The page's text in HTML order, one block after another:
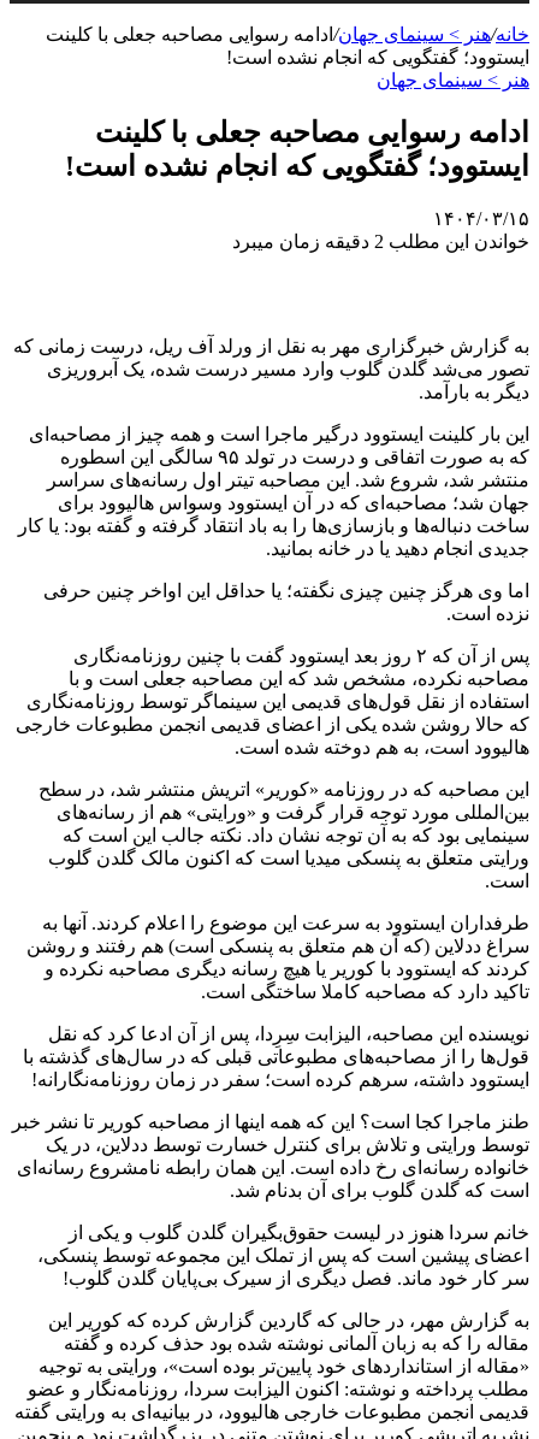
خانه/هنر > سینمای جهان/ ادامه رسوایی مصاحبه جعلی با کلینت
ایستوود؛ گفتگویی که انجام نشده است!
هنر > سینمای جهان
ادامه رسوایی مصاحبه جعلی با کلینت
ایستوود؛ گفتگویی که انجام نشده است!
۱۴۰۴/۰۳/۱۵
خواندن این مطلب 2 دقیقه زمان میبرد
به گزارش خبرگزاری مهر به نقل از ورلد آف ریل، درست زمانی که
تصور می‌شد گلدن گلوب وارد مسیر درست شده، یک آبروریزی
دیگر به بارآمد.
این بار کلینت ایستوود درگیر ماجرا است و همه چیز از مصاحبه‌ای
که به صورت اتفاقی و درست در تولد ۹۵ سالگی این اسطوره
منتشر شد، شروع شد. این مصاحبه تیتر اول رسانه‌های سراسر
جهان شد؛ مصاحبه‌ای که در آن ایستوود وسواس هالیوود برای
ساخت دنباله‌ها و بازسازی‌ها را به باد انتقاد گرفته و گفته بود: یا کار
جدیدی انجام دهید یا در خانه بمانید.
اما وی هرگز چنین چیزی نگفته؛ یا حداقل این اواخر چنین حرفی
نزده است.
پس از آن که ۲ روز بعد ایستوود گفت با چنین روزنامه‌نگاری
مصاحبه نکرده، مشخص شد که این مصاحبه جعلی است و با
استفاده از نقل قول‌های قدیمی این سینماگر توسط روزنامه‌نگاری
که حالا روشن شده یکی از اعضای قدیمی انجمن مطبوعات خارجی
هالیوود است، به هم دوخته شده است.
این مصاحبه که در روزنامه «کوریر» اتریش منتشر شد، در سطح
بین‌المللی مورد توجه قرار گرفت و «ورایتی» هم از رسانه‌های
سینمایی بود که به آن توجه نشان داد. نکته جالب این است که
ورایتی متعلق به پنسکی میدیا است که اکنون مالک گلدن گلوب
است.
طرفداران ایستوود به سرعت این موضوع را اعلام کردند. آنها به
سراغ ددلاین (که آن هم متعلق به پنسکی است) هم رفتند و روشن
کردند که ایستوود با کوریر یا هیچ رسانه دیگری مصاحبه نکرده و
تاکید دارد که مصاحبه کاملا ساختگی است.
نویسنده این مصاحبه، الیزابت سِرِدا، پس از آن ادعا کرد که نقل
قول‌ها را از مصاحبه‌های مطبوعاتی قبلی که در سال‌های گذشته با
ایستوود داشته، سرهم کرده است؛ سفر در زمان روزنامه‌نگارانه!
طنز ماجرا کجا است؟ این که همه اینها از مصاحبه کوریر تا نشر خبر
توسط ورایتی و تلاش برای کنترل خسارت توسط ددلاین، در یک
خانواده رسانه‌ای رخ داده است. این همان رابطه نامشروع رسانه‌ای
است که گلدن گلوب برای آن بدنام شد.
خانم سردا هنوز در لیست حقوق‌بگیران گلدن گلوب و یکی از
اعضای پیشین است که پس از تملک این مجموعه توسط پنسکی،
سر کار خود ماند. فصل دیگری از سیرک بی‌پایان گلدن گلوب!
به گزارش مهر، در حالی که گاردین گزارش کرده که کوریر این
مقاله را که به زبان آلمانی نوشته شده بود حذف کرده و گفته
«مقاله از استانداردهای خود پایین‌تر بوده است»، ورایتی به توجیه
مطلب پرداخته و نوشته: اکنون الیزابت سردا، روزنامه‌نگار و عضو
قدیمی انجمن مطبوعات خارجی هالیوود، در بیانیه‌ای به ورایتی گفته
نشریه اتریشی کوریر برای نوشتن متنی در بزرگداشت نود و پنجمین